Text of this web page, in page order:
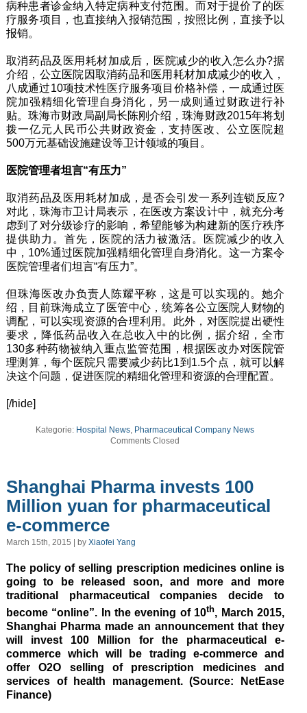
病种患者诊金纳入特定病种支付范围。而对于提价了的医
疗服务项目，也直接纳入报销范围，按照比例，直接予以
报销。
取消药品及医用耗材加成后，医院减少的收入怎么办?据
介绍，公立医院因取消药品和医用耗材加成减少的收入，
八成通过10项技术性医疗服务项目价格补偿，一成通过医
院加强精细化管理自身消化，另一成则通过财政进行补
贴。珠海市财政局副局长陈刚介绍，珠海财政2015年将划
拨一亿元人民币公共财政资金，支持医改、公立医院超
500万元基础设施建设等卫计领域的项目。
医院管理者坦言“有压力”
取消药品及医用耗材加成，是否会引发一系列连锁反应?
对此，珠海市卫计局表示，在医改方案设计中，就充分考
虑到了对分级诊疗的影响，希望能够为构建新的医疗秩序
提供助力。首先，医院的活力被激活。医院减少的收入
中，10%通过医院加强精细化管理自身消化。这一方案令
医院管理者们坦言“有压力”。
但珠海医改办负责人陈耀平称，这是可以实现的。她介
绍，目前珠海成立了医管中心，统筹各公立医院人财物的
调配，可以实现资源的合理利用。此外，对医院提出硬性
要求，降低药品收入在总收入中的比例，据介绍，全市
130多种药物被纳入重点监管范围，根据医改办对医院管
理测算，每个医院只需要减少药比1到1.5个点，就可以解
决这个问题，促进医院的精细化管理和资源的合理配置。
[/hide]
Kategorie: Hospital News, Pharmaceutical Company News
Comments Closed
Shanghai Pharma invests 100
Million yuan for pharmaceutical
e-commerce
March 15th, 2015 | by Xiaofei Yang
The policy of selling prescription medicines online is
going to be released soon, and more and more
traditional pharmaceutical companies decide to
become “online”. In the evening of 10th, March 2015,
Shanghai Pharma made an announcement that they
will invest 100 Million for the pharmaceutical e-
commerce which will be trading e-commerce and
offer O2O selling of prescription medicines and
services of health management. (Source: NetEase
Finance)